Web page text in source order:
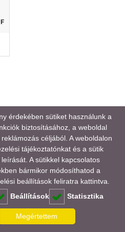
érdekében sütiket használunk a
biztosításához, a weboldal
céljából. A weboldalon
tájékoztatónkat és a sütik
A sütikkel kapcsolatos
bármikor módosíthatod a
beállítások feliratra kattintva.
Beállítások Statisztika
Megértettem